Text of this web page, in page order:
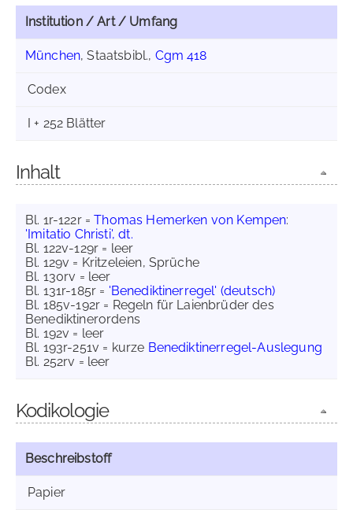
Institution / Art / Umfang
München, Staatsbibl., Cgm 418
Codex
I + 252 Blätter
Inhalt
Bl. 1r-122r =Thomas Hemerken von Kempen:
'Imitatio Christi', dt.
Bl. 122v-129r = leer
Bl. 129v = Kritzeleien, Sprüche
Bl. 130rv = leer
Bl. 131r-185r = 'Benediktinerregel' (deutsch)
Bl. 185v-192r = Regeln für Laienbrüder des
Benediktinerordens
Bl. 192v = leer
Bl. 193r-251v = kurze Benediktinerregel-Auslegung
Bl. 252rv = leer
Kodikologie
Beschreibstoff
Papier